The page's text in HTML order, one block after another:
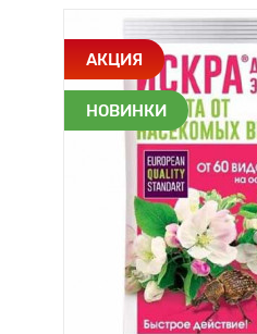
АКЦИЯ
НОВИНКИ